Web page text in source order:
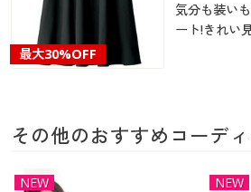
よくある質問とお問い合わせ
最大30%OFF
気分も装い
ート!きれい
その他のおすすめコーデ
NEW NEW